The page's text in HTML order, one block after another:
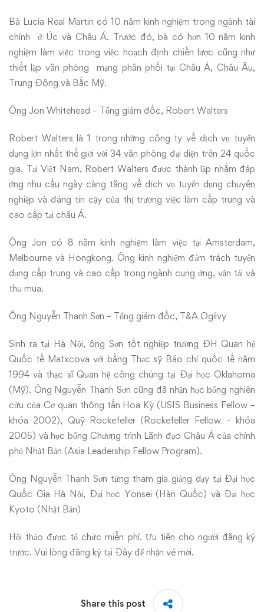
Bà Lucia Real Martin có 10 năm kinh nghiệm trong ngành tài
chính ở Úc và Châu Á. Trước đó, bà có hơn 10 năm kinh
nghiệm làm việc trong việc hoạch định chiến lược cũng như
thiết lập văn phòng mạng phân phối tại Châu Á, Châu Âu,
Trung Đông và Bắc Mỹ.
Ông Jon Whitehead – Tổng giám đốc, Robert Walters
Robert Walters là 1 trong những công ty về dịch vụ tuyển
dụng lớn nhất thế giới với 34 văn phòng đại diện trên 24 quốc
gia. Tại Việt Nam, Robert Walters được thành lập nhằm đáp
ứng nhu cầu ngày càng tăng về dịch vụ tuyển dụng chuyên
nghiệp và đáng tin cậy của thị trường việc làm cấp trung và
cao cấp tại châu Á.
Ông Jon có 8 năm kinh nghiệm làm việc tại Amsterdam,
Melbourne và Hongkong. Ông kinh nghiệm đảm trách tuyển
dụng cấp trung và cao cấp trong ngành cung ứng, vận tải và
thu mua.
Ông Nguyễn Thanh Sơn – Tổng giám đốc, T&A Ogilvy
Sinh ra tại Hà Nội, ông Sơn tốt nghiệp trường ĐH Quan hệ
Quốc tế Matxcova với bằng Thạc sỹ Báo chí quốc tế năm
1994 và thạc sĩ Quan hệ công chúng tại Đại học Oklahoma
(Mỹ). Ông Nguyễn Thanh Sơn cũng đã nhận học bổng nghiên
cứu của Cơ quan thông tấn Hoa Kỳ (USIS Business Fellow –
khóa 2002), Quỹ Rockefeller (Rockefeller Fellow – khóa
2005) và học bổng Chương trình Lãnh đạo Châu Á của chính
phủ Nhật Bản (Asia Leadership Fellow Program).
Ông Nguyễn Thanh Sơn từng tham gia giảng dạy tại Đại học
Quốc Gia Hà Nội, Đại học Yonsei (Hàn Quốc) và Đại học
Kyoto (Nhật Bản)
Hội thảo được tổ chức miễn phí. Ưu tiên cho người đăng ký
trước. Vui lòng đăng ký tại Đây để nhận vé mời.
Share this post